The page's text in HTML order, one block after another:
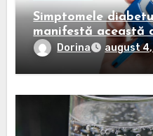
Simptomele
manifestă această
Dorina august